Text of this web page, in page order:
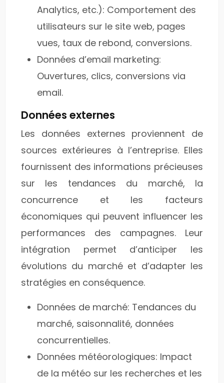
Analytics, etc.): Comportement des
utilisateurs sur le site web, pages
vues, taux de rebond, conversions.
Données d’email marketing:
Ouvertures, clics, conversions via
email.
Données externes
Les données externes proviennent de
sources extérieures à l’entreprise. Elles
fournissent des informations précieuses
sur les tendances du marché, la
concurrence et les facteurs
économiques qui peuvent influencer les
performances des campagnes. Leur
intégration permet d’anticiper les
évolutions du marché et d’adapter les
stratégies en conséquence.
Données de marché: Tendances du
marché, saisonnalité, données
concurrentielles.
Données météorologiques: Impact
de la météo sur les recherches et les